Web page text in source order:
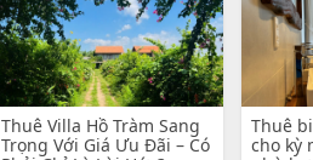
Thuê Villa Hồ Tràm Sang
Trọng Với Giá Ưu Đãi – Có
Thuê
cho kỳ